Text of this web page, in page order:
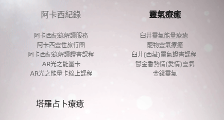
阿卡西紀錄
阿卡西紀錄解讀服務
阿卡西靈性旅行團
阿卡西紀錄解讀證書課程
AR光之能量卡
AR光之能量卡線上課程
靈氣療癒
臼井靈氣能量療癒
寵物靈氣療癒
臼井(西藏)靈氣證書課程
鬱金香熱情(愛情)靈氣
金錢靈氣
塔羅占卜療癒